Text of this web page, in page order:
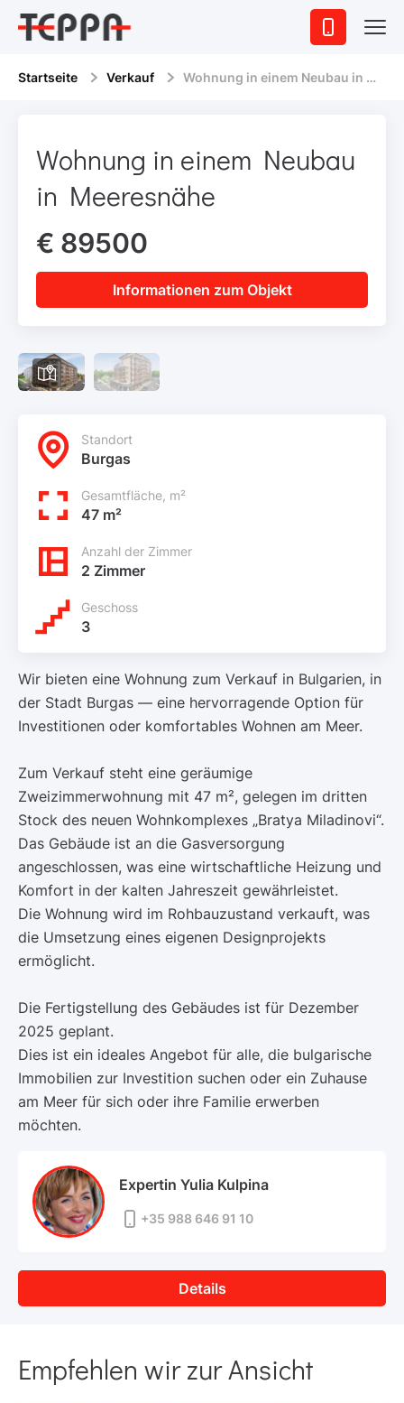
Startseite Verkauf Wohnung in einem Neubau in Meeresnähe
Wohnung in einem Neubau
in Meeresnähe
€ 89500
Informationen zum Objekt
Standort
Burgas
Gesamtfläche, m²
47 m²
Anzahl der Zimmer
2 Zimmer
Geschoss
3
Wir bieten eine Wohnung zum Verkauf in Bulgarien, in
der Stadt Burgas — eine hervorragende Option für
Investitionen oder komfortables Wohnen am Meer.
Zum Verkauf steht eine geräumige
Zweizimmerwohnung mit 47 m², gelegen im dritten
Stock des neuen Wohnkomplexes „Bratya Miladinovi“.
Das Gebäude ist an die Gasversorgung
angeschlossen, was eine wirtschaftliche Heizung und
Komfort in der kalten Jahreszeit gewährleistet.
Die Wohnung wird im Rohbauzustand verkauft, was
die Umsetzung eines eigenen Designprojekts
ermöglicht.
Die Fertigstellung des Gebäudes ist für Dezember
2025 geplant.
Dies ist ein ideales Angebot für alle, die bulgarische
Immobilien zur Investition suchen oder ein Zuhause
am Meer für sich oder ihre Familie erwerben
möchten.
Expertin Yulia Kulpina
+35 988 646 91 10
Details
Empfehlen wir zur Ansicht